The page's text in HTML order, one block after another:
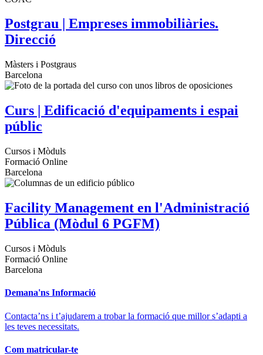
Postgrau | Empreses immobiliàries.
Direcció
Màsters i Postgraus
Barcelona
Curs | Edificació d'equipaments i espai
públic
Cursos i Mòduls
Formació Online
Barcelona
Facility Management en l'Administració
Pública (Mòdul 6 PGFM)
Cursos i Mòduls
Formació Online
Barcelona
Demana'ns Informació
Contacta’ns i t’ajudarem a trobar la formació que millor s’adapti a
les teves necessitats.
Com matricular-te